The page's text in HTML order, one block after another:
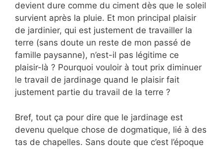
devient dure comme du ciment dès que le soleil
survient après la pluie. Et mon principal plaisir
de jardinier, qui est justement de travailler la
terre (sans doute un reste de mon passé de
famille paysanne), n’est-il pas légitime ce
plaisir-là ? Pourquoi vouloir à tout prix diminuer
le travail de jardinage quand le plaisir fait
justement partie du travail de la terre ?
Bref, tout ça pour dire que le jardinage est
devenu quelque chose de dogmatique, lié à des
tas de chapelles. Sans doute que c’est l’époque